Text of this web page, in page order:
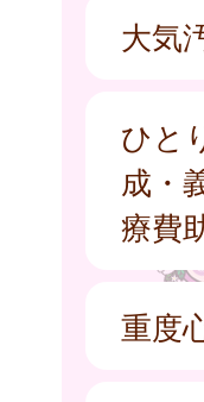
大気
ひと
成・
療費
重度